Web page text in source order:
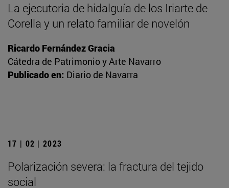
La ejecutoria de hidalguía de los Iriarte de
Corella y un relato familiar de novelón
Ricardo Fernández Gracia
Cátedra de Patrimonio y Arte Navarro
Publicado en: Diario de Navarra
17 | 02 | 2023
Polarización severa: la fractura del tejido
social